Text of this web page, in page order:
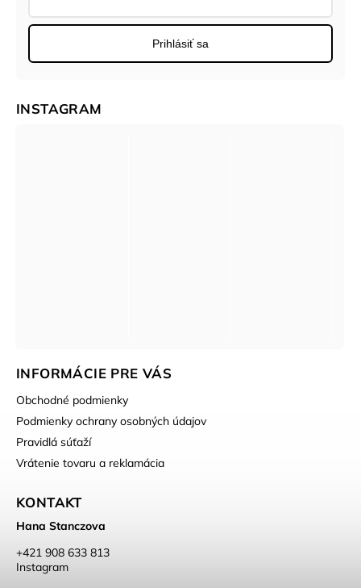
INFORMÁCIE PRE VÁS
Obchodné podmienky
Podmienky ochrany osobných údajov
Pravidlá súťaží
Vrátenie tovaru a reklamácia
KONTAKT
Hana Stanczova
‭+421 908 633 813‬
Instagram
Prihlásiť sa
INSTAGRAM